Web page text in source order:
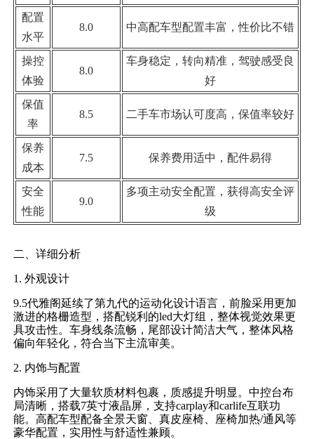
配置
水平
8.0 中高配车型配置丰富，性价比不错
操控
体验
8.0
车身稳定，转向精准，驾驶感受良
好
保值
率
8.5 二手车市场认可度高，保值率较好
保养
成本
7.5 保养费用适中，配件易得
安全
性能
9.0
多项主动安全配置，获得高安全评
级
二、详细分析
1. 外观设计
9.5代雅阁延续了第九代的运动化设计语言，前脸采用更加
激进的格栅造型，搭配锐利的led大灯组，整体视觉效果更
具攻击性。车身线条流畅，尾部设计简洁大气，整体风格
偏向年轻化，符合当下主流审美。
2. 内饰与配置
内饰采用了大量软质材料包裹，质感提升明显。中控台布
局清晰，搭载7英寸液晶屏，支持carplay和carlife互联功
能。高配车型配备全景天窗、真皮座椅、座椅加热/通风等
豪华配置，实用性与舒适性兼顾。